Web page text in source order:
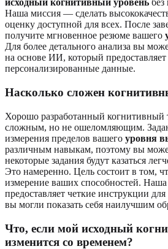
исходный когнитивный уровень без
Наша миссия — сделать
оценку доступной для всех. После
получите мгновенное резюме вашего
Для более детального анализа вы
на основе ИИ, который предоставляет
персонализированные данные.
Насколько сложен
Хорошо разработанный когнитивный
сложным, но не ошеломляющим.
измерения пределов вашего уровня
различным навыкам, поэтому вы
некоторые задания будут казаться
Это намеренно. Цель состоит в том,
измерение ваших способностей.
предоставляет четкие инструкции
вы могли показать себя наилучшим
Что, если мой исходный
изменится со временем?